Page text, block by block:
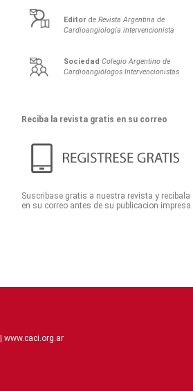
Editor de Revista Argentina de
Cardioangiología intervencionista
Sociedad Colegio Argentino de
Cardioangiólogos Intervencionistas
Reciba la revista gratis en su correo
Suscribase gratis a nuestra revista y recibala
en su correo antes de su publicacion impresa.
www.caci.org.ar